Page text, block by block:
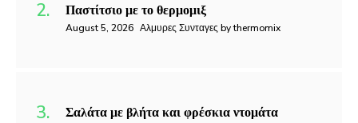
Παστίτσιο με το θερμομιξ
August 5, 2026 Αλμυρες Συνταγες by thermomix
Σαλάτα με βλήτα και φρέσκια ντομάτα